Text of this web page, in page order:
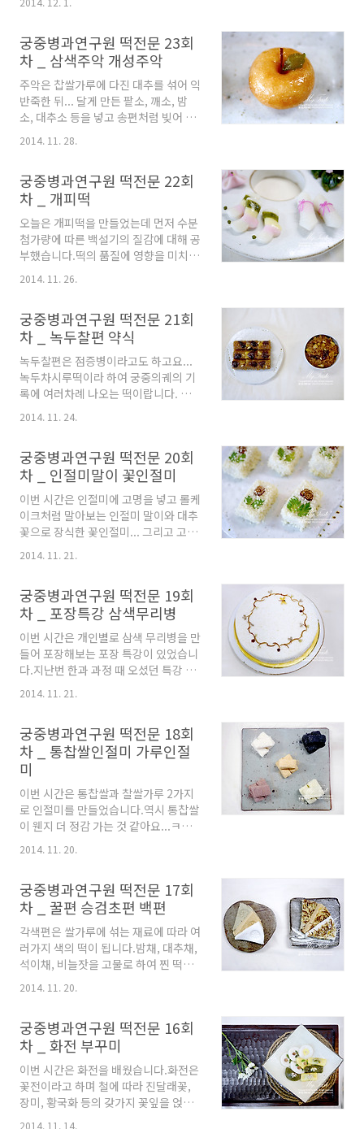
다고 해서 알찬경단이라고 이름 붙이기
있는데 그 차이는 단자의 경우 떡을 삶
은 뒤 쳐서 만드는 고급 인절미를 의미
하고 경단은 익반죽하여 삶아 만드는 떡
을 의미한답니다. 종민샘께서 기계 설
치 중이세요... 여기서 끊임없이 떡이 만
들..
앉힐 때는 주먹쥐어 앉혀 준답니다... 팥
앙금을 잘 볶는 중이에요... 볶는 정도를
잘 조절하는 것이 노하우~ 2인 1조가
되어 한 명은 떡을 떼어 내고 한명을 팥
고물을 묻혀 구름떡 틀에 잘 넣어 줍니
다. 떡을 넣을 때 편편하게 펴서 반씩 겹
치게 하여 얹습니다. 구름모양이 이렇
게 잡혀지는 거죠... 다음은 팥앙금떡 만
가루를 섞어 떡을 찐 뒤 팥앙금가루를
체로 쳐서 얹어 준답니다. 마치 코코아
케이크 같네요... 선생님들께서 만드신
구름떡과 팥앙금떡....*하기 사진들은
궁중병과연구..
궁중병과연구원 떡전문 23회
차 _ 삼색주악 개성주악
주악은 찹쌀가루에 다진 대추를 섞어 익
반죽한 뒤... 달게 만든 팥소, 깨소, 밤
소, 대추소 등을 넣고 송편처럼 빚어 기
름에 지진 웃기떡입니다. 반죽에 색을
넣어 색주악을 만들기도 하고 대추 이외
기도 한답니다.개성주악은 다른 주악에
비해 막걸리로 반죽하는 특징이 있으며
개성에서는 약과, 모약과, 우메기 등과
함께 폐백이나 이바지 음식으로 쓰인다
고 하네요... 넓적 동그랗고 가운데가 움
푹 들어간 개성주악 만들기 시범을 보이
시고 계십니다.. 반죽을 만들어 가운데
죠... 만져서 겉의 단단한 정도를 한번
보라고 주신 샘플 개성주악입니다. 우
리조 주악 반죽 중... 삼색주악을 튀기고
있습니다... 개성주악을 튀기는 중... 계
속 뒤집..
2014. 11. 28.
궁중병과연구원 떡전문 22회
차 _ 개피떡
오늘은 개피떡을 만들었는데 먼저 수분
첨가량에 따른 백설기의 질감에 대해 공
부했습니다.떡의 품질에 영향을 미치는
요소에는 쌀의종류, 제분방법, 찌는 시
간, 첨가물, 불리는 시간, 수분량 등 여
량에 따라 떡의 질감이 어떻게 달라지는
지 보여 주셨답니다. 아래 사진은 A- 수
분 10%. B- 수분20%, C- 수분30%의
함량으로 만든 백설기에요...일단 육안
으로 봐도 A와 C의 표면 거칠기가 많이
차이 납니다. A- 수분 10% 함유...떡이
매우 거칠었어요... 수분함량이 적으면
어진답니다. B- 수분함량 20% 함유...
다들 이게 가장 맛있다고 느꼈다고 대답
했답니다... A보다 표면이 곱고 식감이
부드러워요.. C- 수분함량 30..
2014. 11. 26.
궁중병과연구원 떡전문 21회
차 _ 녹두찰편 약식
녹두찰편은 점증병이라고도 하고요...
녹두차시루떡이라 하여 궁중의궤의 기
록에 여러차례 나오는 떡이랍니다. 옛
음식책의 여러 곳에 만드는 법이 나와
있는데 특히 "시의전서"에는 거피한 통
니다. 약식은 집에서 많이 해먹는 음식
인데 참쌀밥에 꿀, 참기름, 간장으로 간
을 하여 밤, 대추, 등을 섞어서 쪄낸 단
맛이 나는 밥으로 약밥이라고도 합니
다. 농가월령가에 따르면 신라때부터
내려온 음식이라고 하네요... 또 "삼국
유사"의 기록에 의하면 신라 소지왕 때
기 위하여 만든 음식에서 유래되었다는
이야기도 있습니다. 오늘 약식과 녹두
찰편을 만들 부재료들 입니다. 녹두찰
편은 가장자리 장식이 되도록 부재료를
아래와 같이 앉힌답니다. 찹쌀가루를
잘 펴..
2014. 11. 24.
궁중병과연구원 떡전문 20회
차 _ 인절미말이 꽃인절미
이번 시간은 인절미에 고명을 넣고 롤케
이크처럼 말아보는 인절미 말이와 대추
꽃으로 장식한 꽃인절미... 그리고 고물
없이 만드는 호박인절미와 현미 인절미
를 만들었습니다. 고물 없이 만드는 인
로도 많이 이용한답니다. 인절미말이를
위해 비닐에 사이즈를 정해서 밀대로 떡
을 밀어 주고 있습니다. 속을 넣고 이대
로 말면 인절미 말이가 되는 거죠... 이
건 인절미에 견과류 넣고 반죽하는 거에
요... 인절미 말이를 위해 만든 대추 견
과류 속... 현미 인절미 반죽 중입니다.
럭저럭 나쁘지는 않아요...ㅋㅋ 그치만
떡의 사이즈가 일정하지 않은 것이 아쉽
습니다. 선생님들께서 만드신 이절미
말이...완두앙금과 팥앙금을 나눠 넣어
양옆으로 마는 신공(..
2014. 11. 21.
궁중병과연구원 떡전문 19회
차 _ 포장특강 삼색무리병
이번 시간은 개인별로 삼색 무리병을 만
들어 포장해보는 포장 특강이 있었습니
다.지난번 한과 과정 때 오셨던 특강 선
생님들께서 오셨구요... 내용은 그때와
비슷했답니다. 개인별로 삼색무리병을
이건 제가 만든 삼색 무리병... 선생님꺼
안따라하고 걍 꽃무늬로 만들었어요...
송화가루, 흑임자가루, 백편에 잣가루
다. 다음은 선생님 작품~*하기 사진들
은 궁중병과연구원의 선생님들 작품을
촬영한 것이기 때문에 무단도용하시면
안됩니다. 잠자리가 너무 귀엽죠... 대추
서 가져오신 포장들... 한지와 보자기,
노리개 등을 사용하여 고풍스럽게 포장
합니다.선물할 때 이렇게 해주면 너무
좋아할 것 같아요...
2014. 11. 21.
궁중병과연구원 떡전문 18회
차 _ 통찹쌀인절미 가루인절
미
이번 시간은 통찹쌀과 찰쌀가루 2가지
로 인절미를 만들었습니다.역시 통찹쌀
이 웬지 더 정감 가는 것 같아요...ㅋㅋ
ㅋ 푸른콩고물과 노란콩고물... 거피팥
고물과 팥앙금고물이에요... 쪄진 쌀을
바른 비닐에 쏟아 성형하는 중입니다.
인절미반죽을 통째로 모양 잡아 좀 식으
면... 잘라서 준비한 5가지 고물을 묻혀
5색인절미를 만듭니다. 팥앙금고물, 거
피팥고물, 노란콩고물, 푸른콩고물, 흑
임자고물의 인절미입니다.*하기 사진
들은 궁중병과연구원의 선생님들 작품
면 안됩니다. 떡이 말랑말랑 하니 맛있
어요... 그리고 고물의 맛이 너무 강하거
나 달지 않아 제입맛에는 맞는 것 같습
니다. 같은 찹쌀을 가지고 같은 고물을
묻혔는데 하나는 가루로 만들고 하..
2014. 11. 20.
궁중병과연구원 떡전문 17회
차 _ 꿀편 승검초편 백편
각색편은 쌀가루에 섞는 재료에 따라 여
러가지 색의 떡이 됩니다.밤채, 대추채,
석이채, 비늘잣을 고물로 하여 찐 떡으
로 켜를 두껍게 하지 않고 고물을 한쪽
에만 얹어서 찌는 공이 많이 가는 떡이
과 떡 사이에 기름종이를 놓고 찌면 각
각의 편을 한꺼번에 찔 수 있습니다. 먼
저 떡에 올라갈 고명준비에요...밤을 얇
게 채썰고, 대추도 포를 떠서 곱게 채썹
니다.석이버섯은 뜨거운 물에 불려 깨
끗이 손질한 다음 돌돌말아 곱게 채썰구
2014. 11. 20.
궁중병과연구원 떡전문 16회
차 _ 화전 부꾸미
이번 시간은 화전을 배웠습니다.화전은
꽃전이라고 하며 철에 따라 진달래꽃,
장미, 황국화 등의 갖가지 꽃잎을 얹어
서 계절의 정취를 즐기는 떡입니다.찹
2014. 11. 14.